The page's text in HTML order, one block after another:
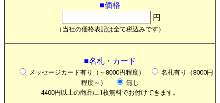
■価格
円
（当社の価格表記は全て税込みです）
■名札・カード
メッセージカード有り（～8000円程度）
名札有り（8000円
程度～）
無し
4400円以上の商品に1枚無料でお付けできます。